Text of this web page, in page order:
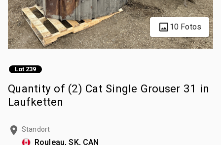
10 Fotos
Lot 239
Quantity of (2) Cat Single Grouser 31 in
Laufketten
Standort
Rouleau, SK, CAN